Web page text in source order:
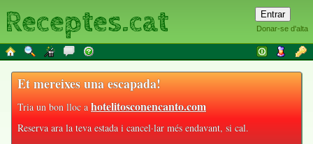
Donar-se d'alta
Receptes.cat
Et mereixes una escapada!
Tria un bon lloc ahotelitosconencanto.com
Reserva ara la teva estada i cancel·lar més endavant, si cal.